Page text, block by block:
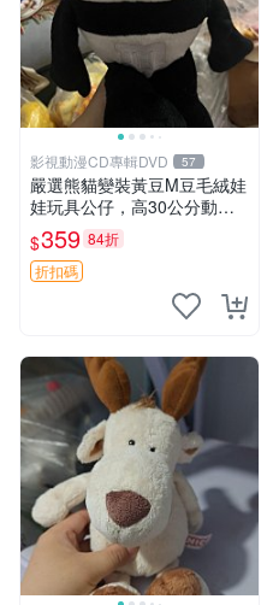
影視動漫CD專輯DVD 57
嚴選熊貓變裝黃豆M豆毛絨娃
娃玩具公仔，高30公分動漫
周邊 熊貓 變裝 公仔
$359 84折
折扣碼